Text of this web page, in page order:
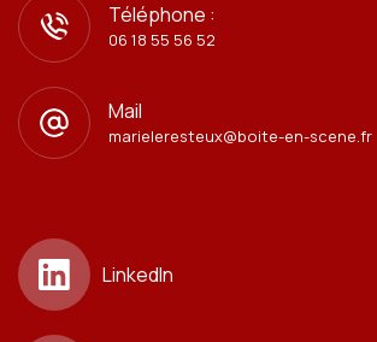
Téléphone :
06 18 55 56 52
Mail
marieleresteux@boite-en-scene.fr
LinkedIn